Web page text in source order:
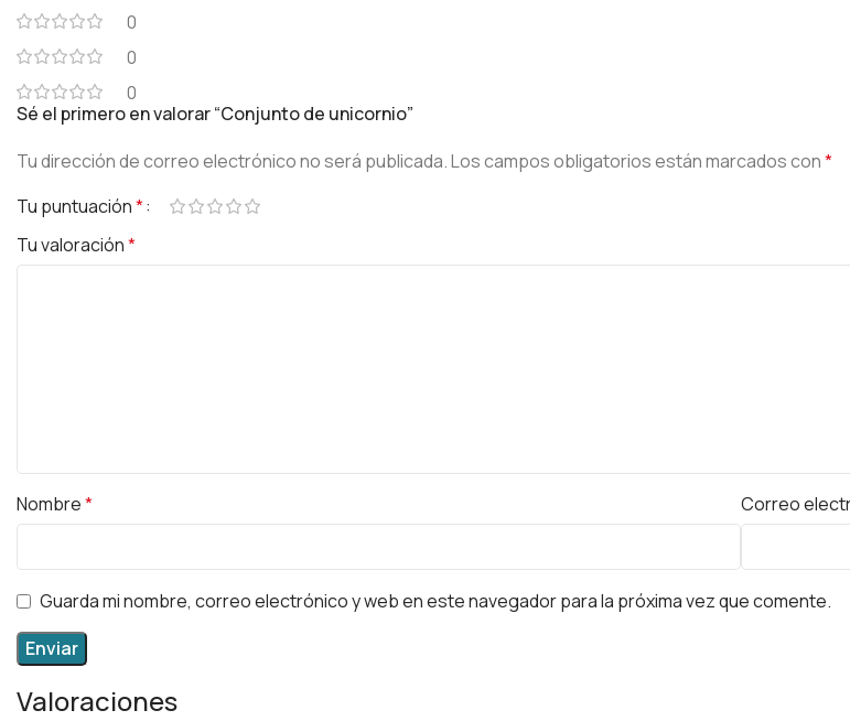
0
0
0
Valoraciones
Sé el primero en valorar “Conjunto de unicornio”
Tu dirección de correo electrónico no será publicada.Los campos obligatorios están marcados con*
Tu puntuación*
Tu valoración*
Nombre* Correo
Guarda mi nombre, correo electrónico y web en este navegador para la próxima vez que comente.